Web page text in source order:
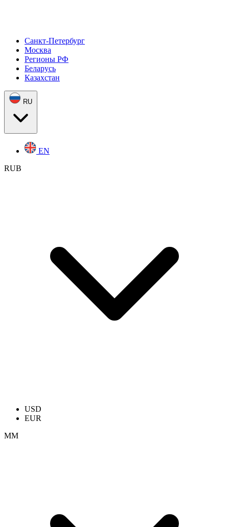
Санкт-Петербург
Москва
Регионы РФ
Беларусь
Казахстан
RU
EN
RUB
USD
EUR
ММ